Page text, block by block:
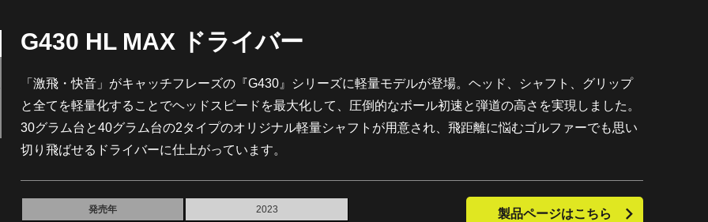
G430 HL MAX ドライバー
「激飛・快音」がキャッチフレーズの『G430』シリーズに軽量モデルが登場。ヘッド、シャフト、グリップ
と全てを軽量化することでヘッドスピードを最大化して、圧倒的なボール初速と弾道の高さを実現しました。
30グラム台と40グラム台の2タイプのオリジナル軽量シャフトが用意され、飛距離に悩むゴルファーでも思い
切り飛ばせるドライバーに仕上がっています。
発売年 2023 製品ページはこちら